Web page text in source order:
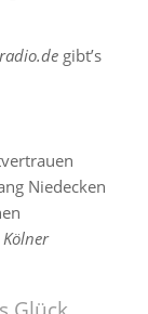
gibt’s
Niedecken
Kölner